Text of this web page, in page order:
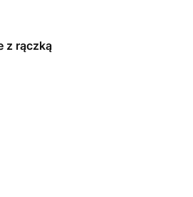
z rączką